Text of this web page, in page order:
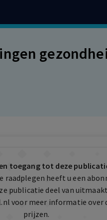
toegang tot deze
raadplegen heeft u een
publicatie deel van
voor meer informatie over
prijzen.